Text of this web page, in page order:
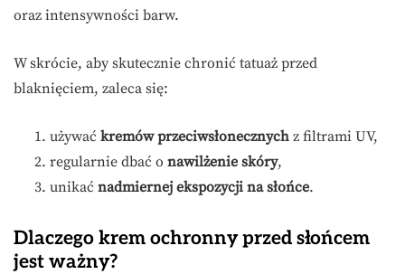
oraz intensywności barw.
W skrócie, aby skutecznie chronić tatuaż przed
blaknięciem, zaleca się:
używać kremów przeciwsłonecznych z filtrami UV,
regularnie dbać o nawilżenie skóry,
unikać nadmiernej ekspozycji na słońce.
Dlaczego krem ochronny przed słońcem
jest ważny?